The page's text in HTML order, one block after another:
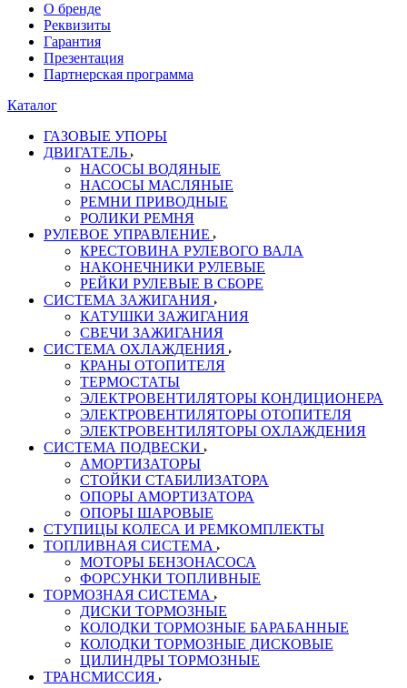
О бренде
Реквизиты
Гарантия
Презентация
Партнерская программа
Каталог
ГАЗОВЫЕ УПОРЫ
ДВИГАТЕЛЬ
НАСОСЫ ВОДЯНЫЕ
НАСОСЫ МАСЛЯНЫЕ
РЕМНИ ПРИВОДНЫЕ
РОЛИКИ РЕМНЯ
РУЛЕВОЕ УПРАВЛЕНИЕ
КРЕСТОВИНА РУЛЕВОГО ВАЛА
НАКОНЕЧНИКИ РУЛЕВЫЕ
РЕЙКИ РУЛЕВЫЕ В СБОРЕ
СИСТЕМА ЗАЖИГАНИЯ
КАТУШКИ ЗАЖИГАНИЯ
СВЕЧИ ЗАЖИГАНИЯ
СИСТЕМА ОХЛАЖДЕНИЯ
КРАНЫ ОТОПИТЕЛЯ
ТЕРМОСТАТЫ
ЭЛЕКТРОВЕНТИЛЯТОРЫ КОНДИЦИОНЕРА
ЭЛЕКТРОВЕНТИЛЯТОРЫ ОТОПИТЕЛЯ
ЭЛЕКТРОВЕНТИЛЯТОРЫ ОХЛАЖДЕНИЯ
СИСТЕМА ПОДВЕСКИ
АМОРТИЗАТОРЫ
СТОЙКИ СТАБИЛИЗАТОРА
ОПОРЫ АМОРТИЗАТОРА
ОПОРЫ ШАРОВЫЕ
СТУПИЦЫ КОЛЕСА И РЕМКОМПЛЕКТЫ
ТОПЛИВНАЯ СИСТЕМА
МОТОРЫ БЕНЗОНАСОСА
ФОРСУНКИ ТОПЛИВНЫЕ
ТОРМОЗНАЯ СИСТЕМА
ДИСКИ ТОРМОЗНЫЕ
КОЛОДКИ ТОРМОЗНЫЕ БАРАБАННЫЕ
КОЛОДКИ ТОРМОЗНЫЕ ДИСКОВЫЕ
ЦИЛИНДРЫ ТОРМОЗНЫЕ
ТРАНСМИССИЯ